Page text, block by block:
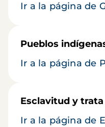
Ir a la página de
Pueblos
Ir a la página de
Esclavitud y trata
Ir a la página de